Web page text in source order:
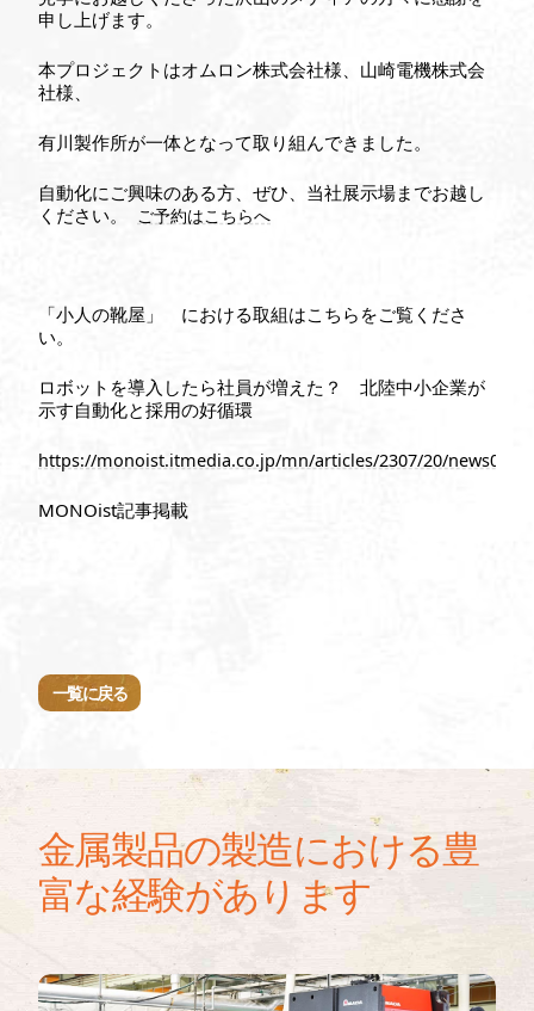
申し上げます。
本プロジェクトはオムロン株式会社様、山崎電機株式会
社様、
有川製作所が一体となって取り組んできました。
自動化にご興味のある方、ぜひ、当社展示場までお越し
ください。 ご予約はこちらへ
「小人の靴屋」 における取組はこちらをご覧くださ
い。
ロボットを導入したら社員が増えた？ 北陸中小企業が
示す自動化と採用の好循環
https://monoist.itmedia.co.jp/mn/articles/2307/20/
MONOist記事掲載
一覧に戻る
金属製品の製造における豊
富な経験があります